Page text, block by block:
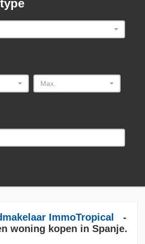
Max.
ImmoTropical
-
woning kopen in Spanje.